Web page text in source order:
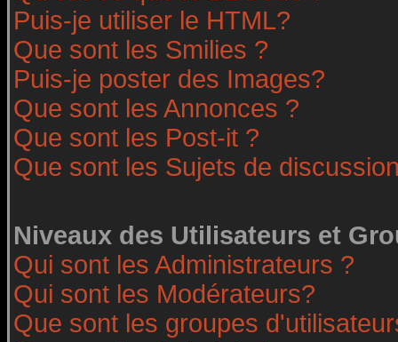
Puis-je utiliser le HTML?
Que sont les Smilies ?
Puis-je poster des Images?
Que sont les Annonces ?
Que sont les Post-it ?
Que sont les Sujets de
Niveaux des Utilisateurs et
Qui sont les Administrateurs ?
Qui sont les Modérateurs?
Que sont les groupes